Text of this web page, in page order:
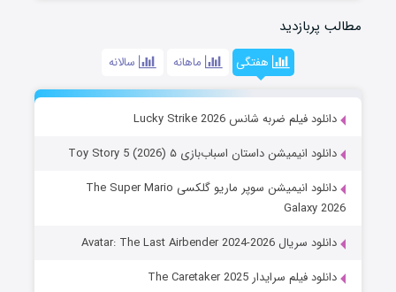
مطالب پربازدید
هفتگی ماهانه سالانه
دانلود فیلم ضربه شانس Lucky Strike 2026
دانلود انیمیشن داستان اسباب‌بازی ۵ Toy Story 5 (2026)
دانلود انیمیشن سوپر ماریو گلکسی The Super Mario
Galaxy 2026
دانلود سریال Avatar: The Last Airbender 2024-2026
دانلود فیلم سرایدار The Caretaker 2025